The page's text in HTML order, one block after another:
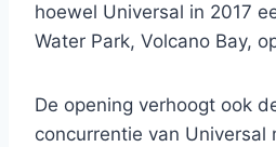
hoewel Universal in 2017
Water Park, Volcano Bay,
De opening verhoogt ook
concurrentie van Universal